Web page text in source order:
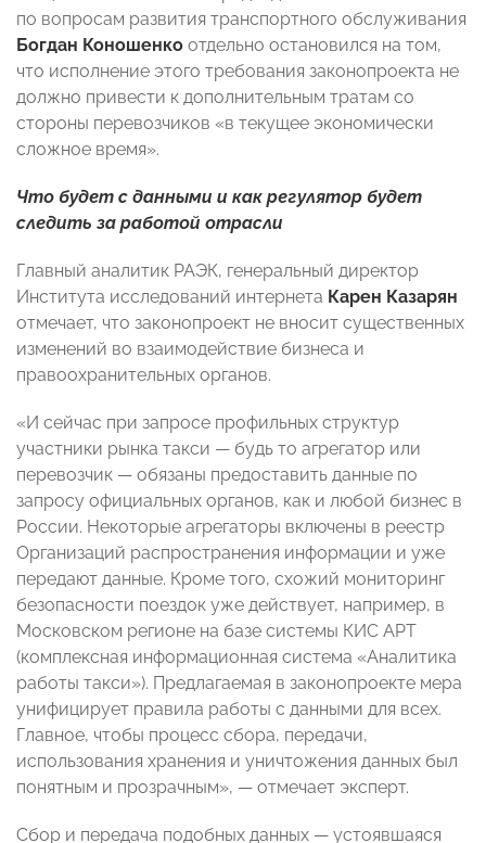
по вопросам развития транспортного обслуживания
Богдан Коношенко отдельно остановился на том,
что исполнение этого требования законопроекта не
должно привести к дополнительным тратам со
стороны перевозчиков «в текущее экономически
сложное время».
Что будет с данными и как регулятор будет
следить за работой отрасли
Главный аналитик РАЭК, генеральный директор
Института исследований интернета Карен Казарян
отмечает, что законопроект не вносит существенных
изменений во взаимодействие бизнеса и
правоохранительных органов.
«И сейчас при запросе профильных структур
участники рынка такси — будь то агрегатор или
перевозчик — обязаны предоставить данные по
запросу официальных органов, как и любой бизнес в
России. Некоторые агрегаторы включены в реестр
Организаций распространения информации и уже
передают данные. Кроме того, схожий мониторинг
безопасности поездок уже действует, например, в
Московском регионе на базе системы КИС АРТ
(комплексная информационная система «Аналитика
работы такси»). Предлагаемая в законопроекте мера
унифицирует правила работы с данными для всех.
Главное, чтобы процесс сбора, передачи,
использования хранения и уничтожения данных был
понятным и прозрачным», — отмечает эксперт.
Сбор и передача подобных данных — устоявшаяся